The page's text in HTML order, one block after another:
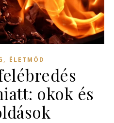
, ÉLETMÓD
okok és